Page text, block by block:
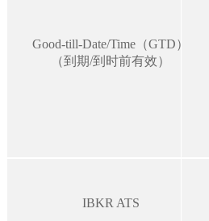
Good-till-Date/Time（GTD）
（到期/到时前有效）
IBKR ATS